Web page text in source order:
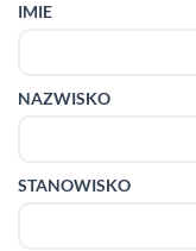
IMIE
NAZWISKO
STANOWISKO